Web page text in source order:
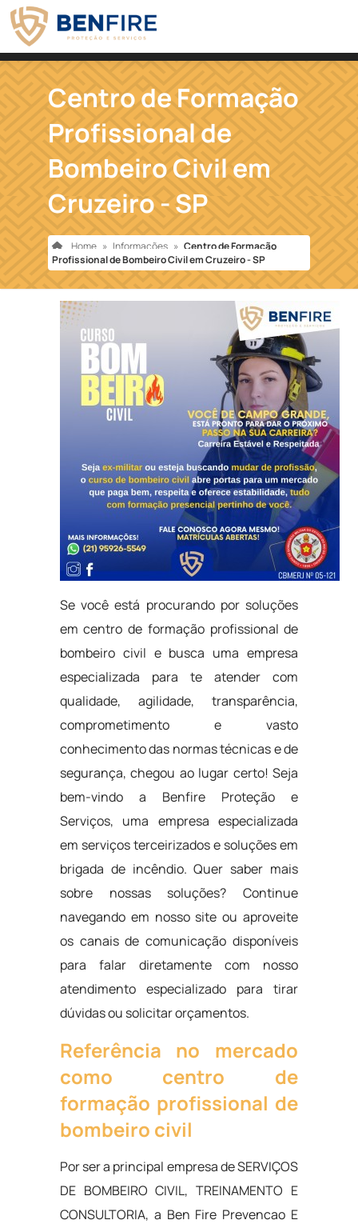
Centro de Formação
Profissional de
Bombeiro Civil em
Cruzeiro - SP
Home » Informações » Centro de Formação
Profissional de Bombeiro Civil em Cruzeiro - SP
Se você está procurando por soluções
em centro de formação profissional de
bombeiro civil e busca uma empresa
especializada para te atender com
qualidade, agilidade, transparência,
comprometimento e vasto
conhecimento das normas técnicas e de
segurança, chegou ao lugar certo! Seja
bem-vindo a Benfire Proteção e
Serviços, uma empresa especializada
em serviços terceirizados e soluções em
brigada de incêndio. Quer saber mais
sobre nossas soluções? Continue
navegando em nosso site ou aproveite
os canais de comunicação disponíveis
para falar diretamente com nosso
atendimento especializado para tirar
dúvidas ou solicitar orçamentos.
Referência no mercado
como centro de
formação profissional de
bombeiro civil
Por ser a principal empresa de SERVIÇOS
DE BOMBEIRO CIVIL, TREINAMENTO E
CONSULTORIA, a Ben Fire Prevencao E